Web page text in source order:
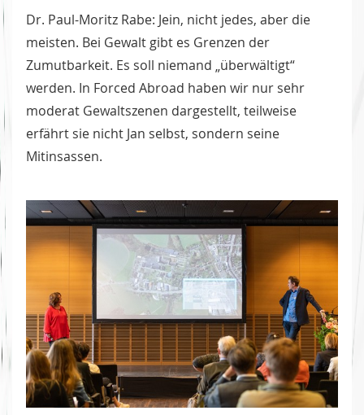
Dr. Paul-Moritz Rabe: Jein, nicht jedes, aber die
meisten. Bei Gewalt gibt es Grenzen der
Zumutbarkeit. Es soll niemand „überwältigt“
werden. In Forced Abroad haben wir nur sehr
moderat Gewaltszenen dargestellt, teilweise
erfährt sie nicht Jan selbst, sondern seine
Mitinsassen.